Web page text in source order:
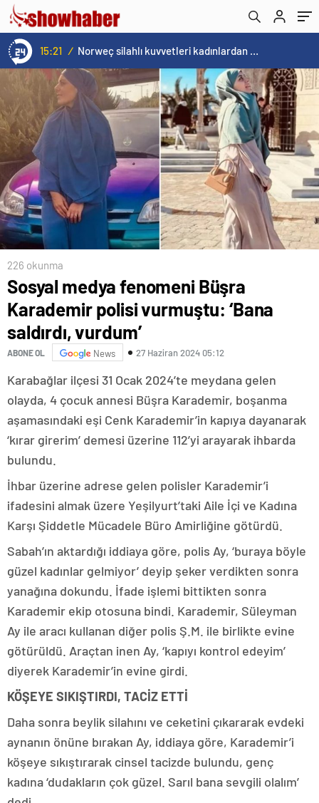
15:21 / Norweç silahlı kuvvetleri kadınlardan oluşan özel kuvvetler eğitimlerini başlattı.
226 okunma
Sosyal medya fenomeni Büşra
Karademir polisi vurmuştu: ‘Bana
saldırdı, vurdum’
ABONE OL News 27 Haziran 2024 05:12
Karabağlar ilçesi 31 Ocak 2024’te meydana gelen
olayda, 4 çocuk annesi Büşra Karademir, boşanma
aşamasındaki eşi Cenk Karademir’in kapıya dayanarak
‘kırar girerim’ demesi üzerine 112’yi arayarak ihbarda
bulundu.
İhbar üzerine adrese gelen polisler Karademir’i
ifadesini almak üzere Yeşilyurt’taki Aile İçi ve Kadına
Karşı Şiddetle Mücadele Büro Amirliğine götürdü.
Sabah’ın aktardığı iddiaya göre, polis Ay, ‘buraya böyle
güzel kadınlar gelmiyor’ deyip şeker verdikten sonra
yanağına dokundu. İfade işlemi bittikten sonra
Karademir ekip otosuna bindi. Karademir, Süleyman
Ay ile aracı kullanan diğer polis Ş.M. ile birlikte evine
götürüldü. Araçtan inen Ay, ‘kapıyı kontrol edeyim’
diyerek Karademir’in evine girdi.
KÖŞEYE SIKIŞTIRDI, TACİZ ETTİ
Daha sonra beylik silahını ve ceketini çıkararak evdeki
aynanın önüne bırakan Ay, iddiaya göre, Karademir’i
köşeye sıkıştırarak cinsel tacizde bulundu, genç
kadına ‘dudakların çok güzel. Sarıl bana sevgili olalım’